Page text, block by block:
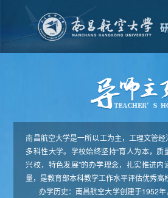
南昌航空大学是一所以工为主，工理文管
多科性大学。学校始终坚持“育人为本，
兴校，特色发展”的办学理念，扎实推进
量，是教育部本科教学工作水平评估优秀高
办学历史：南昌航空大学创建于1952年